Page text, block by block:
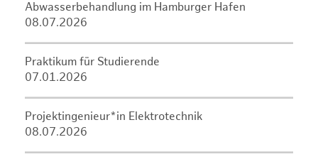
Abwasserbehandlung im Hamburger Hafen
08.07.2026
Praktikum für Studierende
07.01.2026
Projektingenieur*in Elektrotechnik
08.07.2026